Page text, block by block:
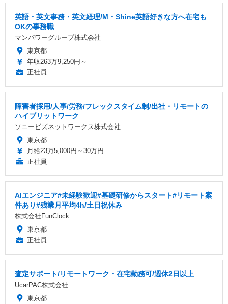
英語・英文事務・英文経理/M・Shine英語好きな方へ在宅も
OKの事務職
マンパワーグループ株式会社
東京都
年収263万9,250円～
正社員
障害者採用/人事/労務/フレックスタイム制/出社・リモートの
ハイブリットワーク
ソニービズネットワークス株式会社
東京都
月給23万5,000円～30万円
正社員
AIエンジニア#未経験歓迎#基礎研修からスタート#リモート案
件あり#残業月平均4h/土日祝休み
株式会社FunClock
東京都
正社員
査定サポート/リモートワーク・在宅勤務可/週休2日以上
UcarPAC株式会社
東京都